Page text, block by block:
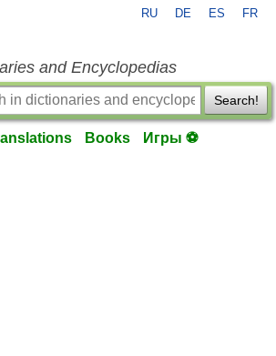
RU DE ES FR
and Encyclopedias
Search!
Books Игры ⚽